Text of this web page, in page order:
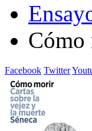
Cómo
Facebook Twitter